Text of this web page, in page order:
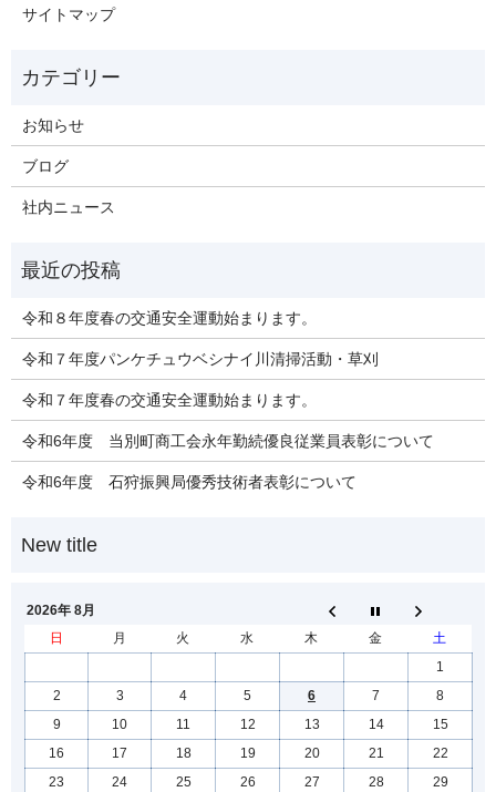
サイトマップ
お知らせ
ブログ
社内ニュース
令和８年度春の交通安全運動始まります。
令和７年度パンケチュウベシナイ川清掃活動・草刈
令和７年度春の交通安全運動始まります。
令和6年度 当別町商工会永年勤続優良従業員表彰について
令和6年度 石狩振興局優秀技術者表彰について
2026年 8月
日
月 火 水 木 金
土
1
2
3 4 5 6 7
8
9
10 11 12 13 14
15
16
17 18 19 20 21
22
23
24 25 26 27 28 29